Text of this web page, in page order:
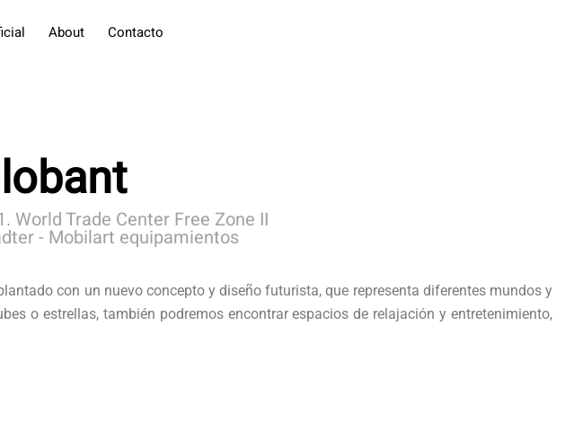
About Contacto
World Trade Center Free Zone II
- Mobilart equipamientos
con un nuevo concepto y diseño futurista, que representa diferentes mundos y
o estrellas, también podremos encontrar espacios de relajación y entretenimiento,